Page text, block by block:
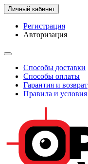
Личный кабинет
Регистрация
Авторизация
Способы доставки
Способы оплаты
Гарантия и возврат
Правила и условия